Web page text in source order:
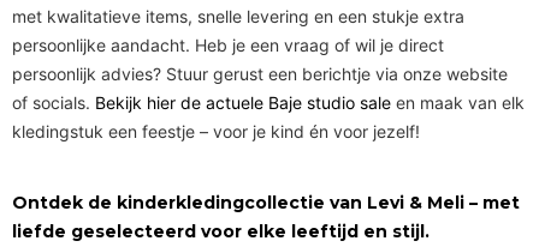
met kwalitatieve items, snelle levering en een stukje extra
persoonlijke aandacht. Heb je een vraag of wil je direct
persoonlijk advies? Stuur gerust een berichtje via onze website
of socials. Bekijk hier de actuele Baje studio sale en maak van elk
kledingstuk een feestje – voor je kind én voor jezelf!
Ontdek de kinderkledingcollectie van Levi & Meli – met
liefde geselecteerd voor elke leeftijd en stijl.